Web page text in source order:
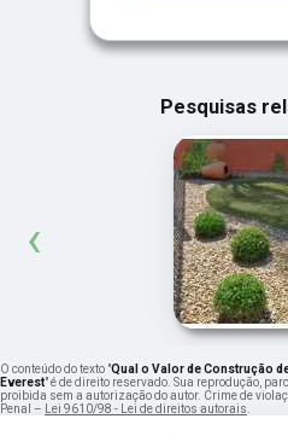
Pesquisas
‹
O conteúdo do texto "Qual o Valor de Construção
Everest" é de direito reservado. Sua reprodução,
proibida sem a autorização do autor. Crime de
Penal – Lei 9610/98 - Lei de direitos autorais.